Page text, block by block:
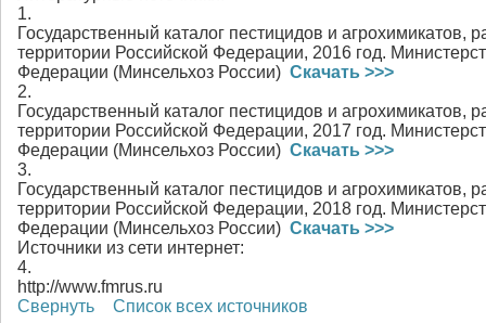
1.
Государственный каталог пестицидов и
территории Российской Федерации, 2016 год.
Федерации (Минсельхоз России) Скачать >>>
2.
Государственный каталог пестицидов и
территории Российской Федерации, 2017 год.
Федерации (Минсельхоз России) Скачать >>>
3.
Государственный каталог пестицидов и
территории Российской Федерации, 2018 год.
Федерации (Минсельхоз России) Скачать >>>
Источники из сети интернет:
4.
http://www.fmrus.ru
Свернуть
Список всех источников